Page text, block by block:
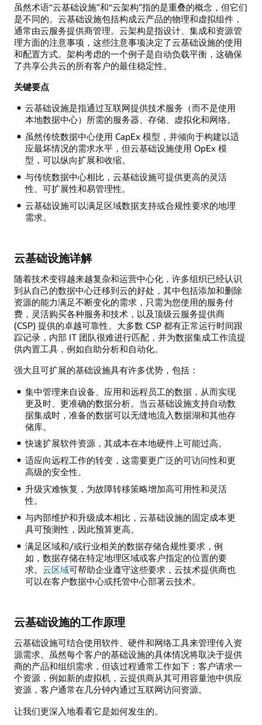
虽然术语“云基础设施”和“云架构”指的是重叠的概念，但它们
是不同的。云基础设施包括构成云产品的物理和虚拟组件，
通常由云服务提供商管理。云架构是指设计、集成和资源管
理方面的注意事项，这些注意事项决定了云基础设施的使用
和配置方式。架构考虑的一个例子是自动负载平衡，这确保
了共享公共云的所有客户的最佳稳定性。
关键要点
云基础设施是指通过互联网提供技术服务（而不是使用
本地数据中心）所需的服务器、存储、虚拟化和网络。
虽然传统数据中心使用 CapEx 模型，并倾向于构建以适
应最坏情况的需求水平，但云基础设施使用 OpEx 模
型，可以纵向扩展和收缩。
与传统数据中心相比，云基础设施可提供更高的灵活
性、可扩展性和易管理性。
云基础设施可以满足区域数据支持或合规性要求的地理
需求。
云基础设施详解
随着技术变得越来越复杂和运营中心化，许多组织已经认识
到从自己的数据中心迁移到云的好处，其中包括添加和删除
资源的能力满足不断变化的需求，只需为您使用的服务付
费，灵活购买各种服务和技术，以及顶级云服务提供商
(CSP) 提供的卓越可靠性。大多数 CSP 都有正常运行时间跟
踪记录，内部 IT 团队很难进行匹配，并为数据集成工作流提
供内置工具，例如自助分析和自动化。
强大且可扩展的基础设施具有许多优势，包括：
集中管理来自设备、应用和远程员工的数据，从而实现
更及时、更准确的数据分析。当云基础设施支持自动数
据集成时，准备的数据可以无缝地流入数据湖和其他存
储库。
快速扩展软件资源，其成本在本地硬件上可能过高。
适应向远程工作的转变，这需要更广泛的可访问性和更
高级的安全性。
升级灾难恢复，为故障转移策略增加高可用性和灵活
性。
与内部维护和升级成本相比，云基础设施的固定成本更
具可预测性，因此预算更高。
满足区域和/或行业相关的数据存储合规性要求，例
如，数据存储在特定地理区域或客户指定的位置的要
求。 云区域可帮助企业遵守这些要求，云技术提供商也
可以在客户数据中心或托管中心部署云技术。
云基础设施的工作原理
云基础设施可结合使用软件、硬件和网络工具来管理传入资
源需求。虽然每个客户的基础设施的具体情况将取决于提供
商的产品和组织需求，但该过程通常工作如下：客户请求一
个资源，例如新的虚拟机，云提供商从其可用容量池中供应
资源，客户通常在几分钟内通过互联网访问资源。
让我们更深入地看看它是如何发生的。